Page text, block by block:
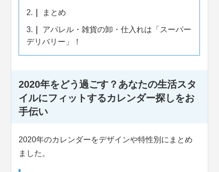
2. まとめ
3.
アパレル・雑貨の卸・仕入れは「スーパー
デリバリー」！
2020年をどう過ごす？あなたの生活スタ
イルにフィットするカレンダー探しをお
手伝い
2020年のカレンダーをデザインや特性別にまとめ
ました。